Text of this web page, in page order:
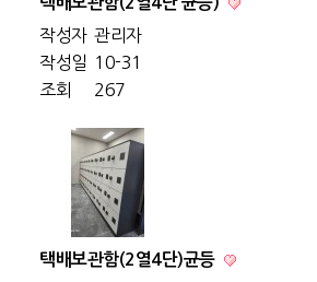
작성자 관리자
작성일 10-31
조회
267
택배보관함(2열4단)균등